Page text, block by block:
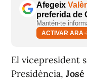
Afegeix
preferida de
Mantén-te
ACTIVAR ARA
El vicepresident
Presidència,